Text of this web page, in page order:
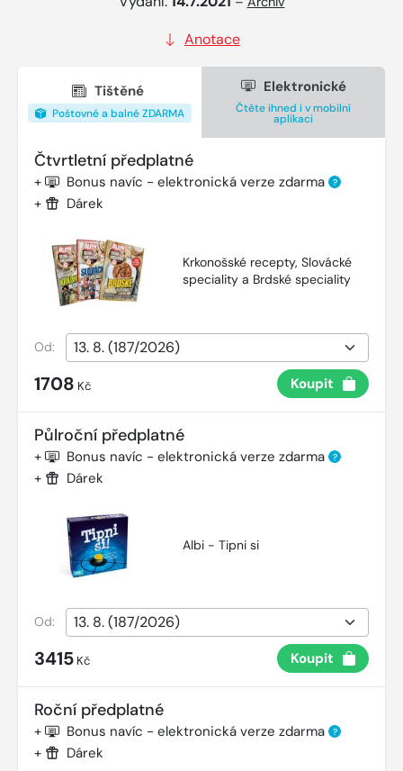
Anotace
Tištěné
Poštovné a balné ZDARMA
Elektronické
Čtěte ihned i v mobilní
aplikaci
Čtvrtletní předplatné
+ Bonus navíc - elektronická verze zdarma ?
+ Dárek
Krkonošské recepty, Slovácké
speciality a Brdské speciality
Od:
1708 Kč Koupit
Půlroční předplatné
+ Bonus navíc - elektronická verze zdarma ?
+ Dárek
Albi - Tipni si
Od:
3415 Kč Koupit
Roční předplatné
+ Bonus navíc - elektronická verze zdarma ?
+ Dárek